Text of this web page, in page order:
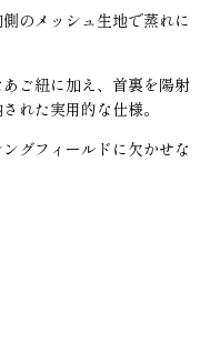
のメッシュ生地で蒸れに
ご紐に加え、首裏を陽射
れた実用的な仕様。
グフィールドに欠かせな